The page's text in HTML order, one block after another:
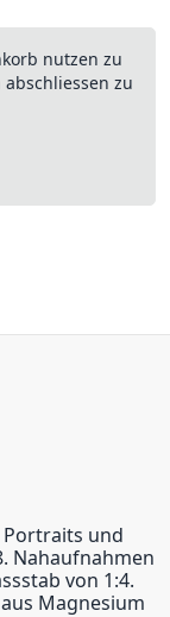
nutzen zu
zu
und
Nahaufnahmen
von 1:4.
aus Magnesium